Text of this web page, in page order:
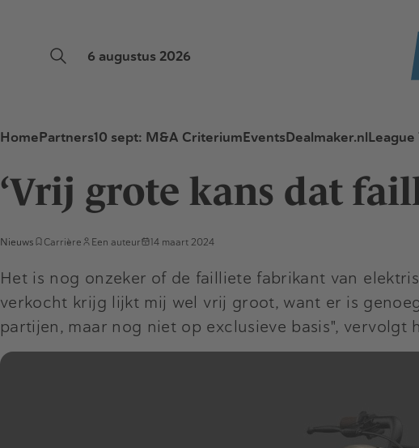
6 augustus 2026
HomePartners10 sept: M&A CriteriumEventsDealmaker.nlLeague
‘Vrij grote kans dat
Nieuws Carrière Een auteur 14 maart 2024
Het is nog onzeker of de failliete fabrikant van
verkocht krijg lijkt mij wel vrij groot, want er is
partijen, maar nog niet op exclusieve basis", vervolgt